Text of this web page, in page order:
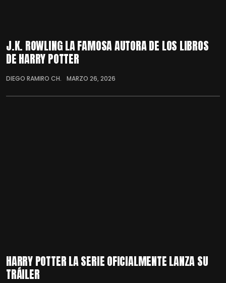
J.K. ROWLING LA FAMOSA AUTORA DE LOS LIBROS
DE HARRY POTTER
DIEGO RAMIRO CH. MARZO 26, 2026
HARRY POTTER LA SERIE OFICIALMENTE LANZA SU
TRÁILER